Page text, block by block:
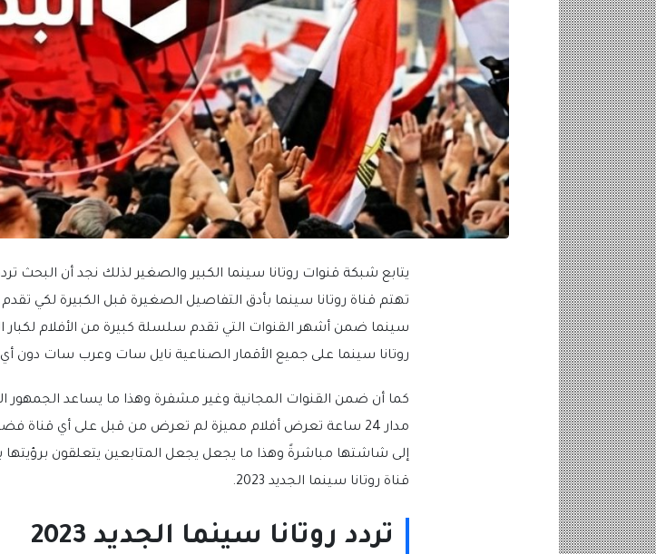
تهتم قناة روتانا سينما بأدق التفاصيل الصغيرة قبل الكبيرة لكي
سينما ضمن أشهر القنوات التي تقدم سلسلة كبيرة من الأفلام
روتانا سينما على جميع الأقمار الصناعية نايل سات وعرب سات دون
كما أن ضمن القنوات المجانية وغير مشفرة وهذا ما يساعد الجمهور
مدار 24 ساعة تعرض أفلام مميزة لم تعرض من قبل على أي قناة
إلى شاشتها مباشرةً وهذا ما يجعل يجعل المتابعين يتعلقون برؤيتها
قناة روتانا سينما الجديد 2023.
تردد روتانا سينما الجديد 2023